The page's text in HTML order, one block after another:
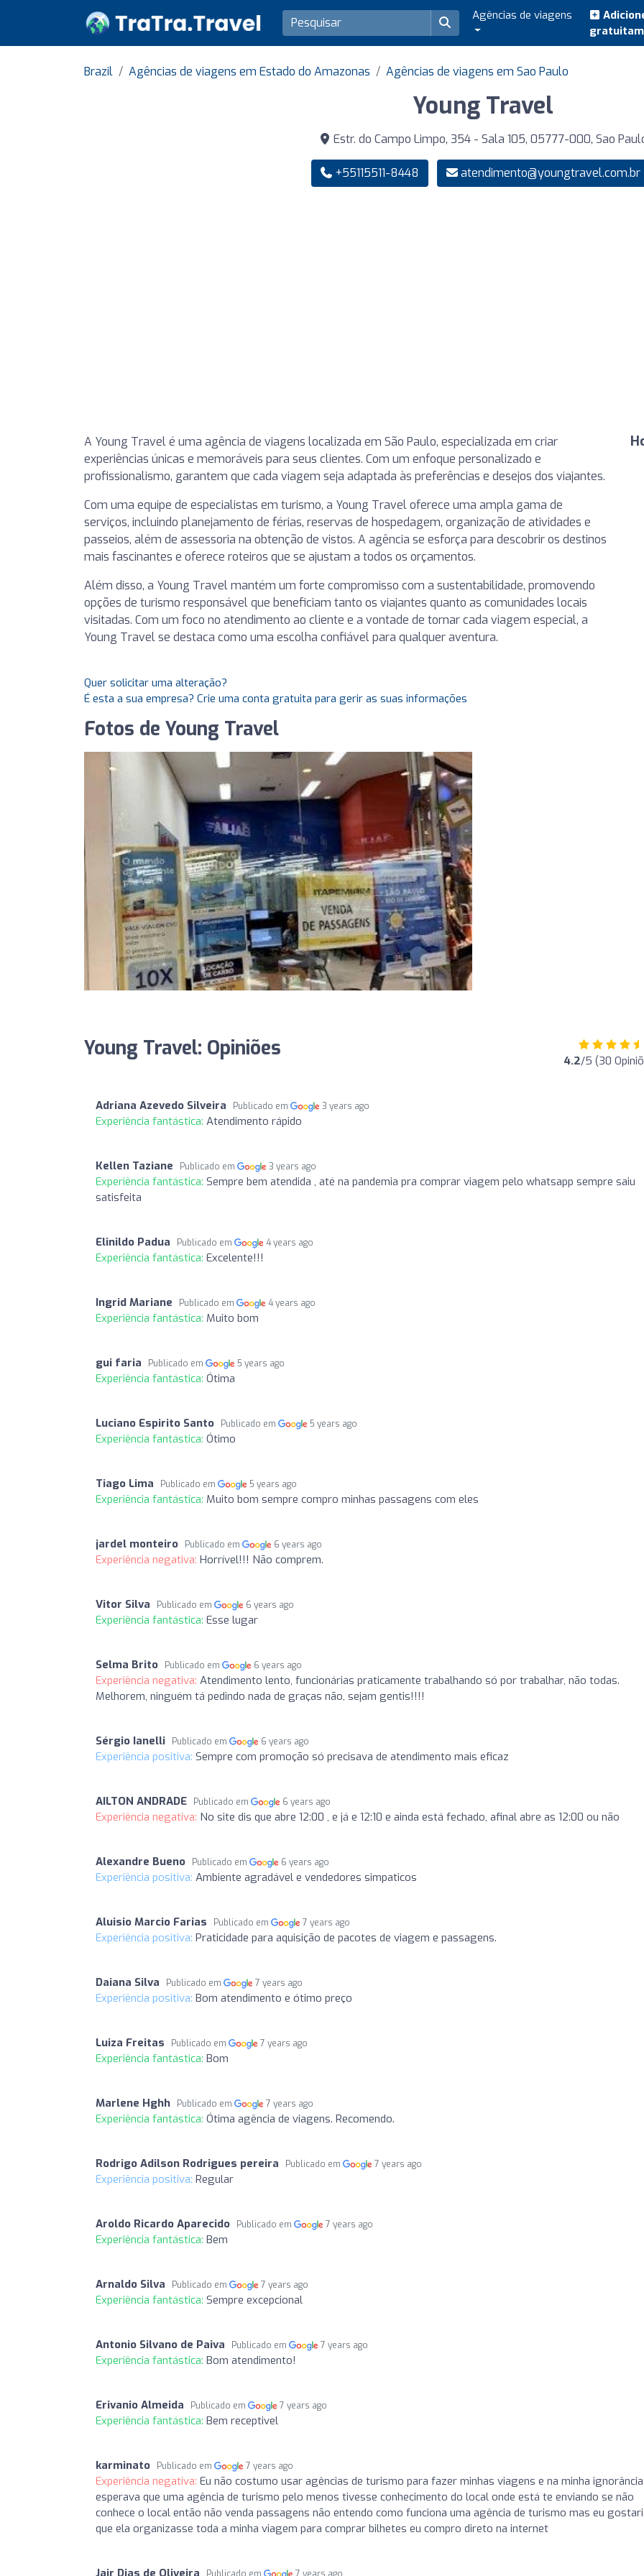
Agências de viagens
Brazil Agências de viagens em Estado do Amazonas Agências de viagens em Sao Paulo
Young Travel
Estr. do Campo Limpo, 354 - Sala 105, 05777-000, Sao
+55115511-8448 atendimento@youngtravel.com.br
A Young Travel é uma agência de viagens localizada em São Paulo, especializada em criar
experiências únicas e memoráveis para seus clientes. Com um enfoque personalizado e
profissionalismo, garantem que cada viagem seja adaptada às preferências e desejos dos viajantes.
Com uma equipe de especialistas em turismo, a Young Travel oferece uma ampla gama de
serviços, incluindo planejamento de férias, reservas de hospedagem, organização de atividades e
passeios, além de assessoria na obtenção de vistos. A agência se esforça para descobrir os destinos
mais fascinantes e oferece roteiros que se ajustam a todos os orçamentos.
Além disso, a Young Travel mantém um forte compromisso com a sustentabilidade, promovendo
opções de turismo responsável que beneficiam tanto os viajantes quanto as comunidades locais
visitadas. Com um foco no atendimento ao cliente e a vontade de tornar cada viagem especial, a
Young Travel se destaca como uma escolha confiável para qualquer aventura.
Quer solicitar uma alteração?
É esta a sua empresa? Crie uma conta gratuita para gerir as suas informações
Fotos de Young Travel
Young Travel: Opiniões 4.2/5 (30
Adriana Azevedo Silveira Publicado em 3 years ago
Experiência fantástica: Atendimento rápido
Kellen Taziane Publicado em 3 years ago
Experiência fantástica: Sempre bem atendida , até na pandemia pra comprar viagem pelo whatsapp sempre saiu
satisfeita
Elinildo Padua Publicado em 4 years ago
Experiência fantástica: Excelente!!!
Ingrid Mariane Publicado em 4 years ago
Experiência fantástica: Muito bom
gui faria Publicado em 5 years ago
Experiência fantástica: Ótima
Luciano Espirito Santo Publicado em 5 years ago
Experiência fantástica: Ótimo
Tiago Lima Publicado em 5 years ago
Experiência fantástica: Muito bom sempre compro minhas passagens com eles
jardel monteiro Publicado em 6 years ago
Experiência negativa: Horrível!!! Não comprem.
Vitor Silva Publicado em 6 years ago
Experiência fantástica: Esse lugar
Selma Brito Publicado em 6 years ago
Experiência negativa: Atendimento lento, funcionárias praticamente trabalhando só por trabalhar, não todas.
Melhorem, ninguém tá pedindo nada de graças não, sejam gentis!!!!
Sérgio Ianelli Publicado em 6 years ago
Experiência positiva: Sempre com promoção só precisava de atendimento mais eficaz
AILTON ANDRADE Publicado em 6 years ago
Experiência negativa: No site dis que abre 12:00 , e já e 12:10 e ainda está fechado, afinal abre as 12:00 ou não
Alexandre Bueno Publicado em 6 years ago
Experiência positiva: Ambiente agradável e vendedores simpaticos
Aluisio Marcio Farias Publicado em 7 years ago
Experiência positiva: Praticidade para aquisição de pacotes de viagem e passagens.
Daiana Silva Publicado em 7 years ago
Experiência positiva: Bom atendimento e ótimo preço
Luiza Freitas Publicado em 7 years ago
Experiência fantástica: Bom
Marlene Hghh Publicado em 7 years ago
Experiência fantástica: Ótima agência de viagens. Recomendo.
Rodrigo Adilson Rodrigues pereira Publicado em 7 years ago
Experiência positiva: Regular
Aroldo Ricardo Aparecido Publicado em 7 years ago
Experiência fantástica: Bem
Arnaldo Silva Publicado em 7 years ago
Experiência fantástica: Sempre excepcional
Antonio Silvano de Paiva Publicado em 7 years ago
Experiência fantástica: Bom atendimento!
Erivanio Almeida Publicado em 7 years ago
Experiência fantástica: Bem receptivel
karminato Publicado em 7 years ago
Experiência negativa: Eu não costumo usar agências de turismo para fazer minhas viagens e na minha ignorância
esperava que uma agência de turismo pelo menos tivesse conhecimento do local onde está te enviando se não
conhece o local então não venda passagens não entendo como funciona uma agência de turismo mas eu
que ela organizasse toda a minha viagem para comprar bilhetes eu compro direto na internet
Jair Dias de Oliveira Publicado em 7 years ago